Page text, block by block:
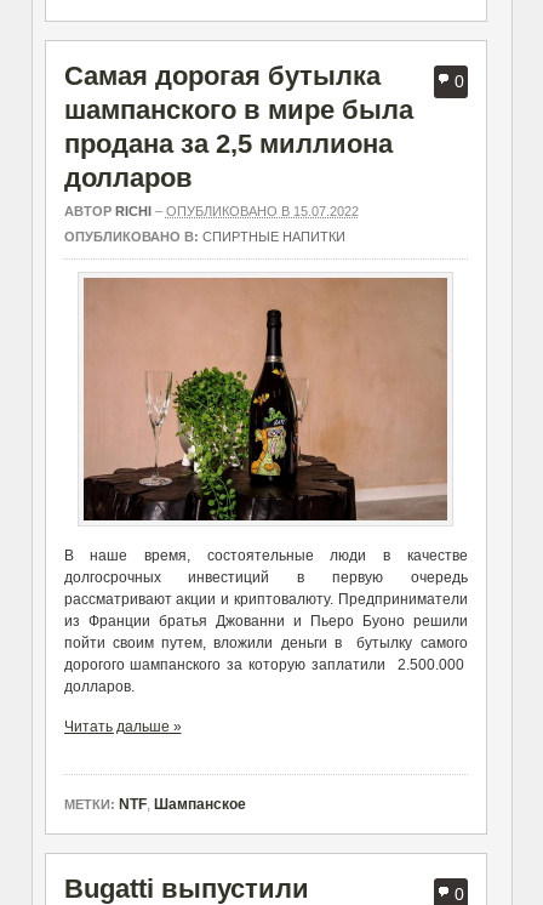
0
Самая дорогая бутылка
шампанского в мире была
продана за 2,5 миллиона
долларов
АВТОР RICHI– ОПУБЛИКОВАНО В 15.07.2022
ОПУБЛИКОВАНО В: СПИРТНЫЕ НАПИТКИ
В наше время, состоятельные люди в качестве
долгосрочных инвестиций в первую очередь
рассматривают акции и криптовалюту. Предприниматели
из Франции братья Джованни и Пьеро Буоно решили
пойти своим путем, вложили деньги в бутылку самого
дорогого шампанского за которую заплатили 2.500.000
долларов.
Читать дальше »
МЕТКИ: NTF, Шампанское
0
Bugatti выпустили